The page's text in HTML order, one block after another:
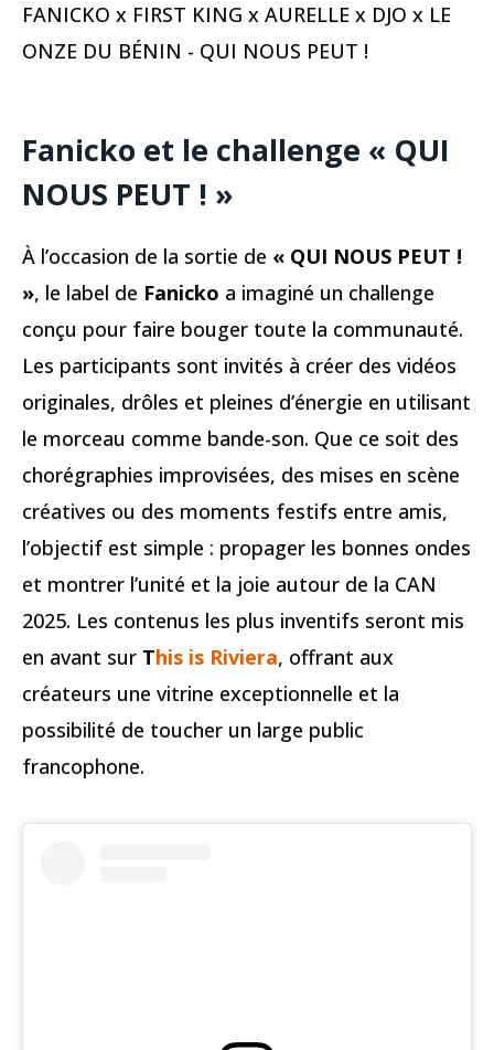
FANICKO x FIRST KING x AURELLE x DJO x LE
ONZE DU BÉNIN - QUI NOUS PEUT !
Fanicko et le challenge « QUI
NOUS PEUT ! »
À l’occasion de la sortie de « QUI NOUS PEUT !
», le label de Fanicko a imaginé un challenge
conçu pour faire bouger toute la communauté.
Les participants sont invités à créer des vidéos
originales, drôles et pleines d’énergie en utilisant
le morceau comme bande-son. Que ce soit des
chorégraphies improvisées, des mises en scène
créatives ou des moments festifs entre amis,
l’objectif est simple : propager les bonnes ondes
et montrer l’unité et la joie autour de la CAN
2025. Les contenus les plus inventifs seront mis
en avant sur This is Riviera, offrant aux
créateurs une vitrine exceptionnelle et la
possibilité de toucher un large public
francophone.